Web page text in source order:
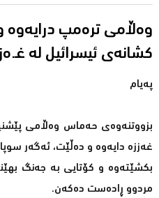
وەڵامى ترەمپ درایەوە
کشانەى ئیسرائیل لە
پەیام
بزووتنەوەی حەماس وەڵامی
غەززە دایەوە و دەڵێت، ئەگەر
بكشێتەوە و كۆتایی بە جەنگ
مردوو ڕادەست دەكەن.